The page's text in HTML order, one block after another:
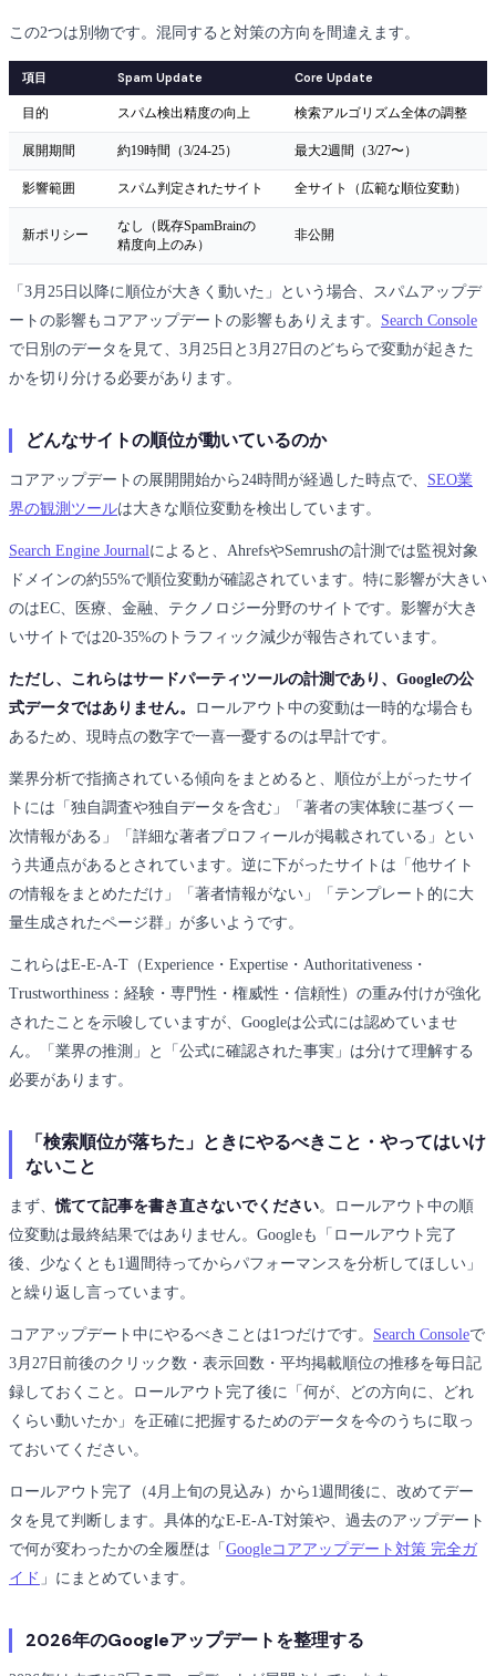
この2つは別物です。混同すると対策の方向を間違えます。
項目 Spam Update Core Update
目的 スパム検出精度の向上 検索アルゴリズム全体の調整
展開期間 約19時間（3/24-25） 最大2週間（3/27〜）
影響範囲 スパム判定されたサイト 全サイト（広範な順位変動）
新ポリシー
なし（既存SpamBrainの
精度向上のみ）
非公開
「3月25日以降に順位が大きく動いた」という場合、スパムアップデ
ートの影響もコアアップデートの影響もありえます。 Search Console
で日別のデータを見て、3月25日と3月27日のどちらで変動が起きた
かを切り分ける必要があります。
どんなサイトの順位が動いているのか
コアアップデートの展開開始から24時間が経過した時点で、 SEO業
界の観測ツールは大きな順位変動を検出しています。
Search Engine Journal によると、AhrefsやSemrushの計測では監視対象
ドメインの約55%で順位変動が確認されています。特に影響が大きい
のはEC、医療、金融、テクノロジー分野のサイトです。影響が大き
いサイトでは20-35%のトラフィック減少が報告されています。
ただし、これらはサードパーティツールの計測であり、Googleの公
式データではありません。
ロールアウト中の変動は一時的な場合も
あるため、現時点の数字で一喜一憂するのは早計です。
業界分析で指摘されている傾向をまとめると、順位が上がったサイ
トには「独自調査や独自データを含む」「著者の実体験に基づく一
次情報がある」「詳細な著者プロフィールが掲載されている」とい
う共通点があるとされています。逆に下がったサイトは「他サイト
の情報をまとめただけ」「著者情報がない」「テンプレート的に大
量生成されたページ群」が多いようです。
これらはE-E-A-T（Experience・Expertise・Authoritativeness・
Trustworthiness：経験・専門性・権威性・信頼性）の重み付けが強化
されたことを示唆していますが、Googleは公式には認めていませ
ん。「業界の推測」と「公式に確認された事実」は分けて理解する
必要があります。
「検索順位が落ちた」ときにやるべきこと・やってはいけ
ないこと
まず、慌てて記事を書き直さないでください。ロールアウト中の順
位変動は最終結果ではありません。Googleも「ロールアウト完了
後、少なくとも1週間待ってからパフォーマンスを分析してほしい」
と繰り返し言っています。
コアアップデート中にやるべきことは1つだけです。 Search Consoleで
3月27日前後のクリック数・表示回数・平均掲載順位の推移を毎日記
録しておくこと。ロールアウト完了後に「何が、どの方向に、どれ
くらい動いたか」を正確に把握するためのデータを今のうちに取っ
ておいてください。
ロールアウト完了（4月上旬の見込み）から1週間後に、改めてデー
タを見て判断します。具体的なE-E-A-T対策や、過去のアップデート
で何が変わったかの全履歴は「 Googleコアアップデート対策 完全ガ
イド 」にまとめています。
2026年のGoogleアップデートを整理する